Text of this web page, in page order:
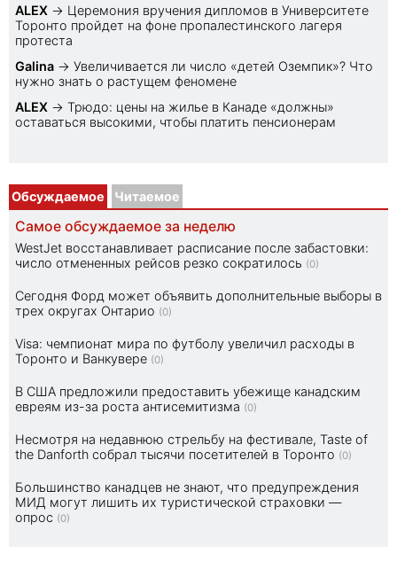
ALEX → Церемония вручения дипломов в Университете
Торонто пройдет на фоне пропалестинского лагеря
протеста
Galina → Увеличивается ли число «детей Оземпик»? Что
нужно знать о растущем феномене
ALEX → Трюдо: цены на жилье в Канаде «должны»
оставаться высокими, чтобы платить пенсионерам
Обсуждаемое Читаемое
Самое обсуждаемое за неделю
WestJet восстанавливает расписание после забастовки:
число отмененных рейсов резко сократилось (0)
Сегодня Форд может объявить дополнительные выборы в
трех округах Онтарио (0)
Visa: чемпионат мира по футболу увеличил расходы в
Торонто и Ванкувере (0)
В США предложили предоставить убежище канадским
евреям из-за роста антисемитизма (0)
Несмотря на недавнюю стрельбу на фестивале, Taste of
the Danforth собрал тысячи посетителей в Торонто (0)
Большинство канадцев не знают, что предупреждения
МИД могут лишить их туристической страховки —
опрос (0)